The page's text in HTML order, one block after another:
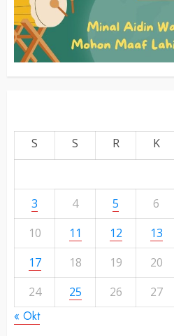
S S R K
3
4 5 6
10
11 12 13
17
18 19 20
24
25 26 27
« Okt